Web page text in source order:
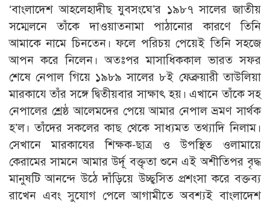
‘বাংলাদেশ আহলেহাদীছ যুবসংঘে’র ১৯৮৭ সালের জাতীয়
সম্মেলনে তাঁকে দাওয়াতনামা পাঠানোর কারণে তিনি
আমাকে নামে চিনতেন। ফলে পরিচয় পেয়েই তিনি সহজে
আপন করে নিলেন। অতঃপর মাসাধিককাল ভারত সফর
শেষে নেপাল গিয়ে ১৯৮৯ সালের ৮ই ফেব্রুয়ারী তাউলিয়া
মারকাযে তাঁর সঙ্গে দ্বিতীয়বার সাক্ষাৎ হয়। এখানে তাঁকে সহ
নেপালের শ্রেষ্ঠ আলেমদের পেয়ে আমার নেপাল ভ্রমণ সার্থক
হ’ল। তাঁদের সকলের কাছ থেকে সাধ্যমত তথ্যাদি নিলাম।
সেখানে মারকাযের শিক্ষক-ছাত্র ও উপস্থিত ওলামায়ে
কেরামের সামনে আমার উর্দূ বক্তৃতা শুনে এই অশীতিপর বৃদ্ধ
মানুষটি আনন্দে উঠে দাঁড়িয়ে উচ্ছ্বসিত প্রশংসা করে বক্তব্য
রাখেন এবং সুযোগ পেলে আগামীতে অবশ্যই বাংলাদেশ